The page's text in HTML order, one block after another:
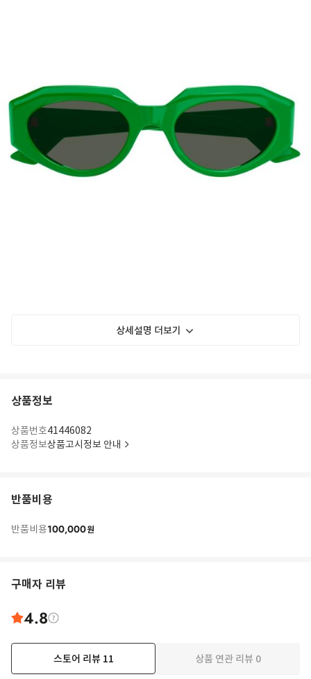
상세설명 더보기
상품정보
상품번호41446082
상품정보상품고시정보 안내
반품비용
반품비용100,000원
구매자 리뷰
4.8
스토어 리뷰 11 상품 연관 리뷰 0